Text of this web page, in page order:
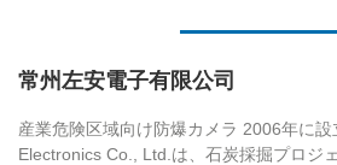
常州左安電子有限公司
産業危険区域向け防爆カメラ 2006年に
Electronics Co., Ltd.は、石炭採掘プロジ